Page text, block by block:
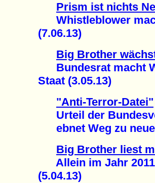
Prism ist nichts
Whistleblower
(7.06.13)
Big Brother
Bundesrat macht
Staat (3.05.13)
"Anti-Terror-Datei"
Urteil der
ebnet Weg zu
Big Brother liest
Allein im Jahr
(5.04.13)